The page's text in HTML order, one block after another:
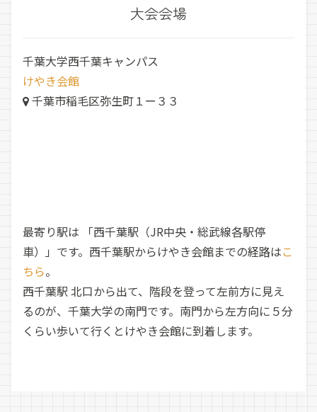
大会会場
千葉大学西千葉キャンパス
けやき会館
千葉市稲毛区弥生町１ー３３
最寄り駅は 「西千葉駅（JR中央・総武線各駅停
車）」です。西千葉駅からけやき会館までの経路はこ
ちら。
西千葉駅 北口から出て、階段を登って左前方に見え
るのが、千葉大学の南門です。南門から左方向に５分
くらい歩いて行くとけやき会館に到着します。